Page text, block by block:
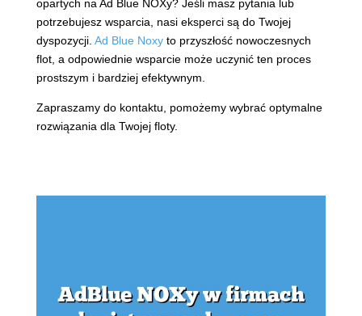
opartych na Ad Blue NOXy? Jeśli masz pytania lub
potrzebujesz wsparcia, nasi eksperci są do Twojej
dyspozycji. Ad Blue Noxyto przyszłość nowoczesnych
flot, a odpowiednie wsparcie może uczynić ten proces
prostszym i bardziej efektywnym.
Zapraszamy do kontaktu, pomożemy wybrać optymalne
rozwiązania dla Twojej floty.